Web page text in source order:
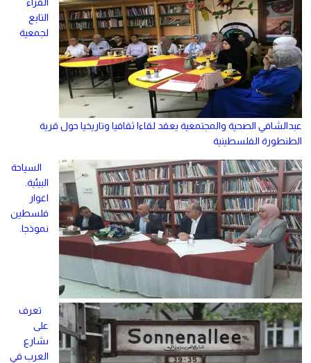
التابع
لجمعية
عبدالشافي الصحية والمجتمعية يعقد لقاءا ثقافيا وتاريخيا حول قرية
الطنطورة الفلسطينية
السياحة
البيئية.
اغوار
فلسطين
نموذجا.
تعرف
على
ىشارع
العرب في